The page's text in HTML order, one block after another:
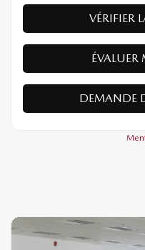
VÉRIFIER
DEMANDE